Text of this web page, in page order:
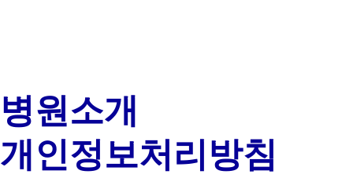
병원소개
개인정보처리방침